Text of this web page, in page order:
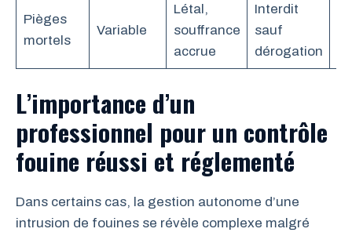
Pièges
mortels
Variable
Létal,
souffrance
accrue
Interdit
sauf
dérogation
L’importance d’un
professionnel pour un contrôle
fouine réussi et réglementé
Dans certains cas, la gestion autonome d’une
intrusion de fouines se révèle complexe malgré